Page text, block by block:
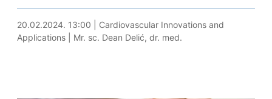
20.02.2024. 13:17
20.02.2024. 13:00
Cardiovascular Innovations and
Applications| Mr. sc. Dean Delić, dr. med.